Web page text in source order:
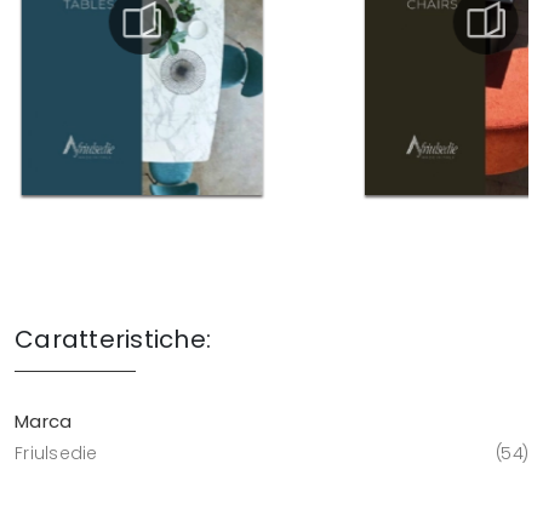
Caratteristiche:
Marca
Friulsedie 54